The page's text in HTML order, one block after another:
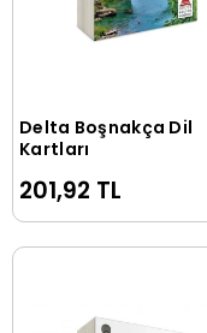
Sepete Ekle
Delta Boşnakça Dil
Kartları
201,92 TL